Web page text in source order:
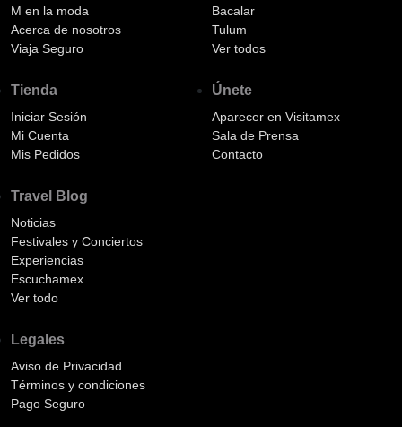
M en la moda
Acerca de nosotros
Viaja Seguro
Tienda
Iniciar Sesión
Mi Cuenta
Mis Pedidos
Bacalar
Tulum
Ver todos
Únete
Aparecer en Visitamex
Sala de Prensa
Contacto
Travel Blog
Noticias
Festivales y Conciertos
Experiencias
Escuchamex
Ver todo
Legales
Aviso de Privacidad
Términos y condiciones
Pago Seguro